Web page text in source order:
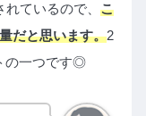
ているので、 こ
だと思います。2
の一つです◎